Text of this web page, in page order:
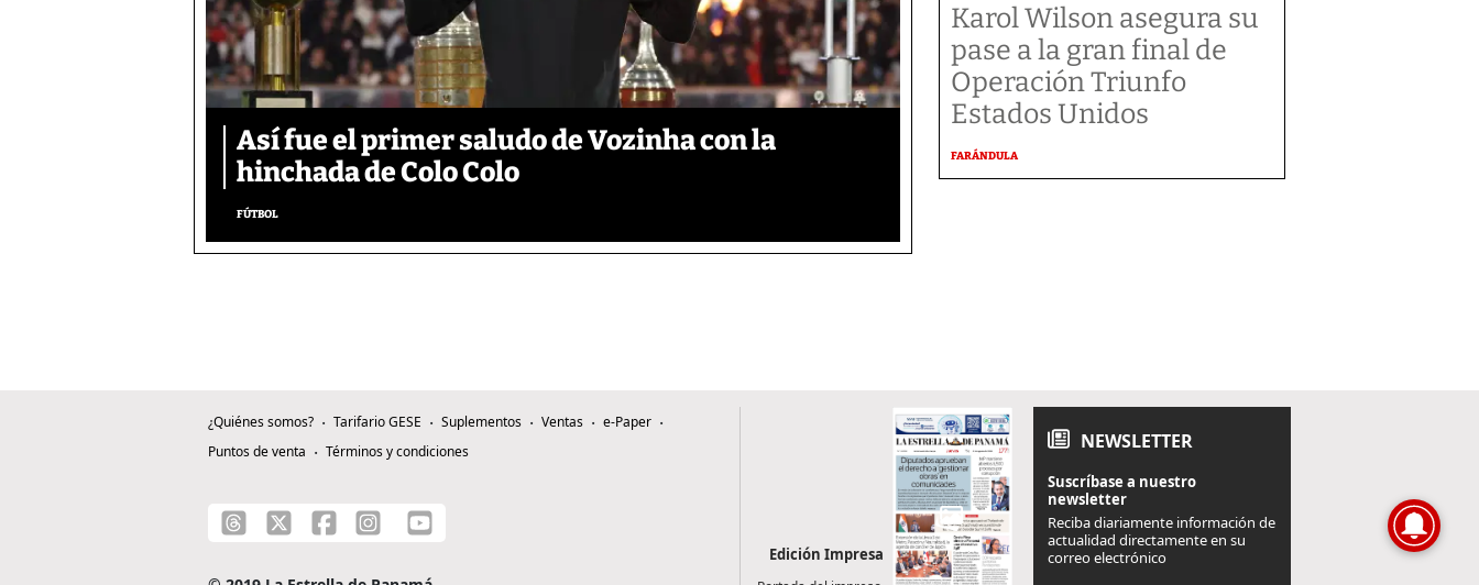
Así fue el primer saludo de Vozinha con la
hinchada de Colo Colo
FÚTBOL
Karol Wilson asegura su
pase a la gran final de
Operación Triunfo
Estados Unidos
FARÁNDULA
¿Quiénes somos? Tarifario GESE Suplementos Ventas
e-Paper
Puntos de venta
Términos y condiciones
Edición Impresa
NEWSLETTER
Suscríbase a nuestro
newsletter
Reciba diariamente información de
actualidad directamente en su
correo electrónico